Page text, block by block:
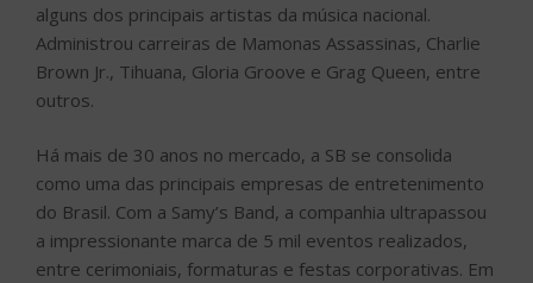
alguns dos principais artistas da música nacional.
Administrou carreiras de Mamonas Assassinas, Charlie
Brown Jr., Tihuana, Gloria Groove e Grag Queen, entre
outros.
Há mais de 30 anos no mercado, a SB se consolida
como uma das principais empresas de entretenimento
do Brasil. Com a Samy’s Band, a companhia ultrapassou
a impressionante marca de 5 mil eventos realizados,
entre cerimoniais, formaturas e festas corporativas. Em